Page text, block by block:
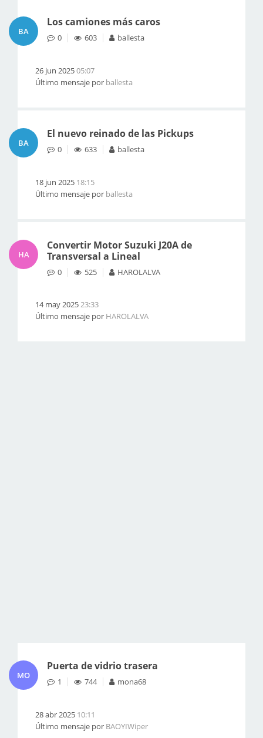
BA
Los camiones más caros
0 603 ballesta
26 jun 202505:07
Último mensaje por ballesta
BA
El nuevo reinado de las Pickups
0 633 ballesta
18 jun 2025 18:15
Último mensaje por ballesta
HA
Convertir Motor Suzuki J20A de
Transversal a Lineal
0 525 HAROLALVA
14 may 202523:33
Último mensaje por HAROLALVA
MO
Puerta de vidrio trasera
1 744 mona68
28 abr 2025 10:11
Último mensaje por BAOYIWiper